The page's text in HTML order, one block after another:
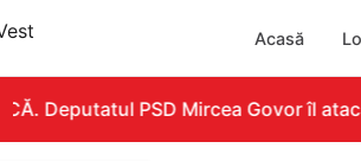
Acasă
Deputatul PSD Mircea Govor îl